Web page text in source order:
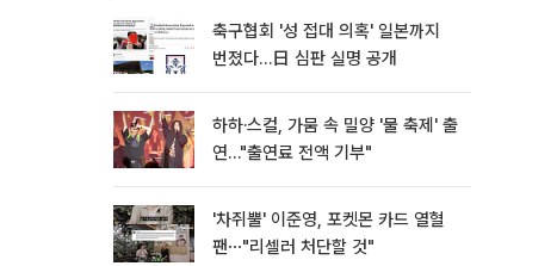
축구협회 '성 접대 의혹' 일본까지
번졌다…日 심판 실명 공개
하하·스컬, 가뭄 속 밀양 '물 축제' 출
연…"출연료 전액 기부"
'차쥐뿔' 이준영, 포켓몬 카드 열혈
팬⋯"리셀러 처단할 것"